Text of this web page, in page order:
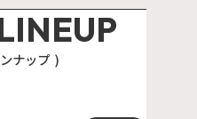
ナップ